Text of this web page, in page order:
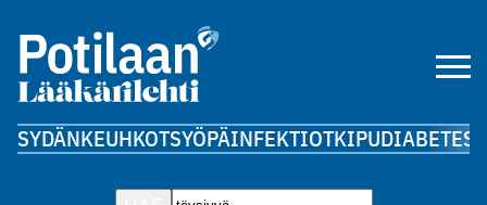
SYDÄNKEUHKOTSYÖPÄINFEKTIOTKIPUDIABETES